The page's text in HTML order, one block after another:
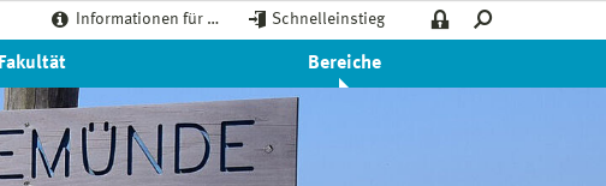
Informationen für … Schnelleinstieg
Fakultät Bereiche